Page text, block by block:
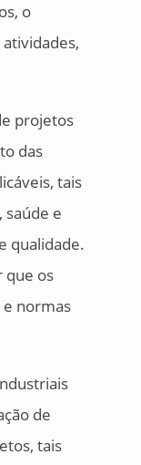
o
projetos
das
tais
saúde e
qualidade.
que os
normas
de
tais